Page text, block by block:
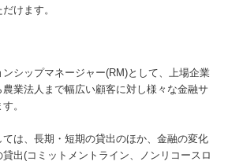
けます。
ンシップマネージャー(RM)として、上場企業
業法人まで幅広い顧客に対し様々な金融サ
。
ては、長期・短期の貸出のほか、金融の変化
出(コミットメントライン、ノンリコースロ